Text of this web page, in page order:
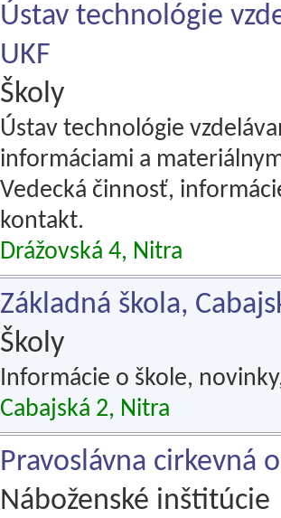
Ústav technológie
UKF
Školy
Ústav technológie
informáciami a
Vedecká činnosť,
kontakt.
Drážovská 4, Nitra
Základná škola,
Školy
Informácie o škole,
Cabajská 2, Nitra
Pravoslávna cirkevná
Náboženské inštitúcie